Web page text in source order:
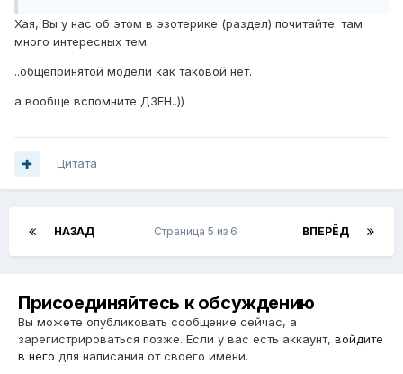
Хая, Вы у нас об этом в эзотерике (раздел) почитайте. там
много интересных тем.
..общепринятой модели как таковой нет.
а вообще вспомните ДЗЕН..))
Цитата
НАЗАД ВПЕРЁД
Страница 5 из 6
Присоединяйтесь к обсуждению
Вы можете опубликовать сообщение сейчас, а
зарегистрироваться позже. Если у вас есть аккаунт, войдите
в него для написания от своего имени.